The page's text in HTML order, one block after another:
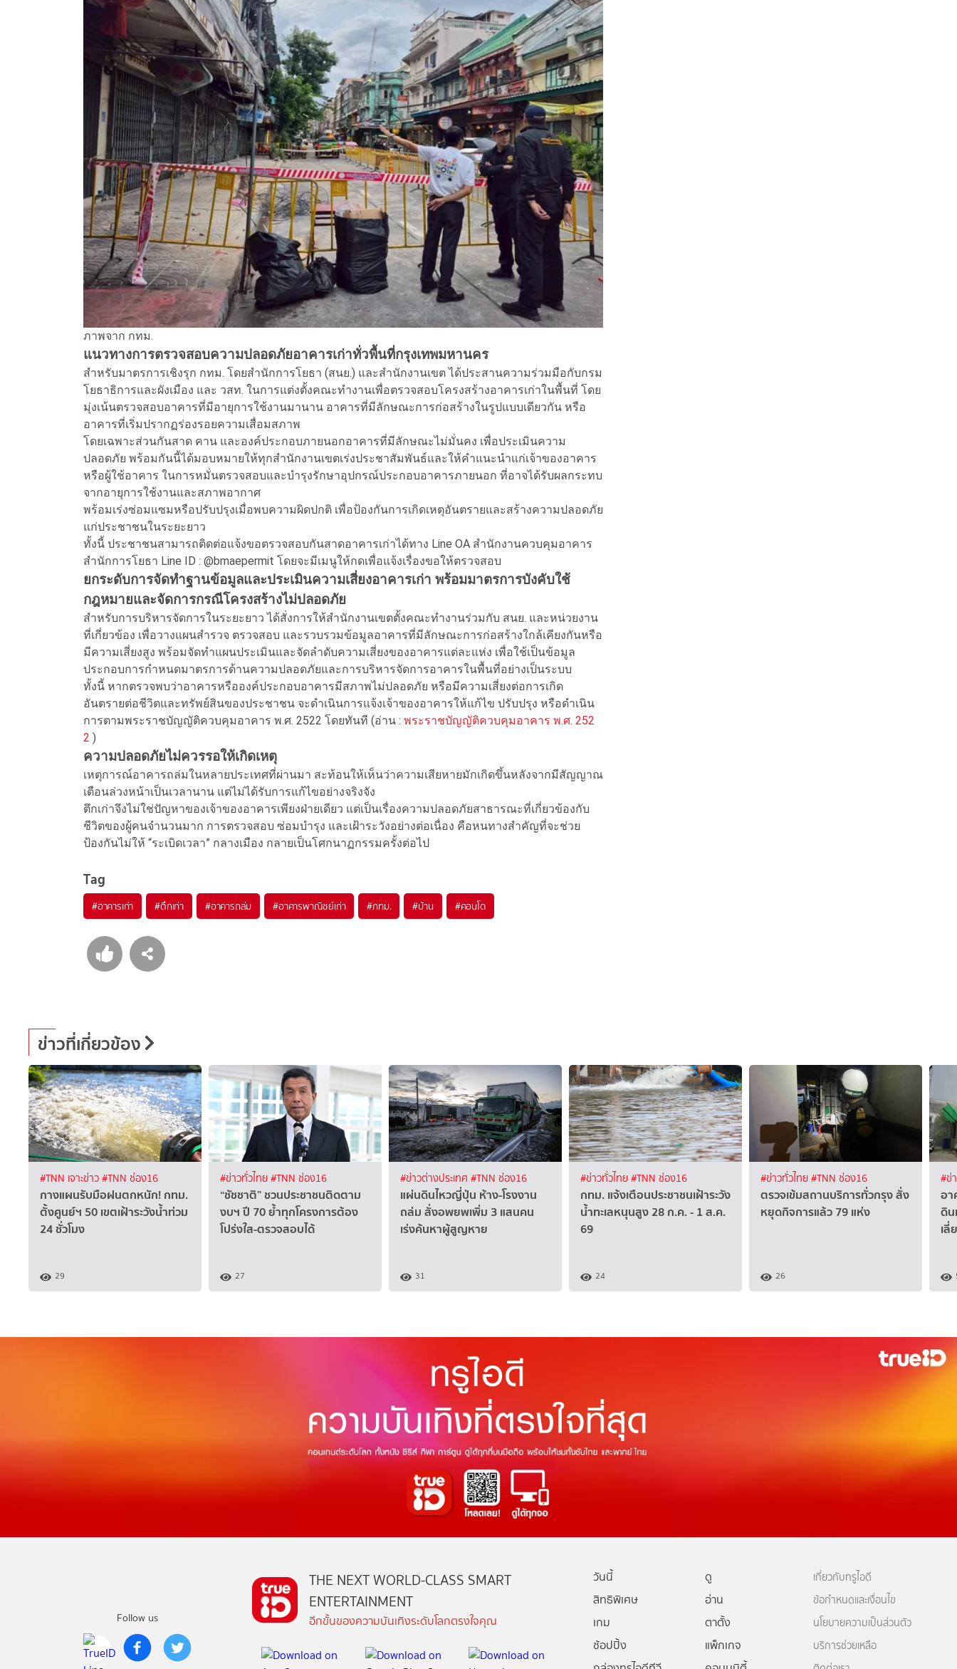
ภาพจาก กทม.
แนวทางการตรวจสอบความปลอดภัยอาคารเก่าทั่วพื้นที่กรุงเทพมหานคร
สำหรับมาตรการเชิงรุก กทม. โดยสำนักการโยธา (สนย.) และสำนักงานเขต ได้ประสานความร่วมมือกับกรม
โยธาธิการและผังเมือง และ วสท. ในการแต่งตั้งคณะทำงานเพื่อตรวจสอบโครงสร้างอาคารเก่าในพื้นที่ โดย
มุ่งเน้นตรวจสอบอาคารที่มีอายุการใช้งานมานาน อาคารที่มีลักษณะการก่อสร้างในรูปแบบเดียวกัน หรือ
อาคารที่เริ่มปรากฏร่องรอยความเสื่อมสภาพ
โดยเฉพาะส่วนกันสาด คาน และองค์ประกอบภายนอกอาคารที่มีลักษณะไม่มั่นคง เพื่อประเมินความ
ปลอดภัย พร้อมกันนี้ได้มอบหมายให้ทุกสำนักงานเขตเร่งประชาสัมพันธ์และให้คำแนะนำแก่เจ้าของอาคาร
หรือผู้ใช้อาคาร ในการหมั่นตรวจสอบและบำรุงรักษาอุปกรณ์ประกอบอาคารภายนอก ที่อาจได้รับผลกระทบ
จากอายุการใช้งานและสภาพอากาศ
พร้อมเร่งซ่อมแซมหรือปรับปรุงเมื่อพบความผิดปกติ เพื่อป้องกันการเกิดเหตุอันตรายและสร้างความปลอดภัย
แก่ประชาชนในระยะยาว
ทั้งนี้ ประชาชนสามารถติดต่อแจ้งขอตรวจสอบกันสาดอาคารเก่าได้ทาง Line OA สำนักงานควบคุมอาคาร
สำนักการโยธา Line ID : @bmaepermit โดยจะมีเมนูให้กดเพื่อแจ้งเรื่องขอให้ตรวจสอบ
ยกระดับการจัดทำฐานข้อมูลและประเมินความเสี่ยงอาคารเก่า พร้อมมาตรการบังคับใช้
กฎหมายและจัดการกรณีโครงสร้างไม่ปลอดภัย
สำหรับการบริหารจัดการในระยะยาว ได้สั่งการให้สำนักงานเขตตั้งคณะทำงานร่วมกับ สนย. และหน่วยงาน
ที่เกี่ยวข้อง เพื่อวางแผนสำรวจ ตรวจสอบ และรวบรวมข้อมูลอาคารที่มีลักษณะการก่อสร้างใกล้เคียงกันหรือ
มีความเสี่ยงสูง พร้อมจัดทำแผนประเมินและจัดลำดับความเสี่ยงของอาคารแต่ละแห่ง เพื่อใช้เป็นข้อมูล
ประกอบการกำหนดมาตรการด้านความปลอดภัยและการบริหารจัดการอาคารในพื้นที่อย่างเป็นระบบ
ทั้งนี้ หากตรวจพบว่าอาคารหรือองค์ประกอบอาคารมีสภาพไม่ปลอดภัย หรือมีความเสี่ยงต่อการเกิด
อันตรายต่อชีวิตและทรัพย์สินของประชาชน จะดำเนินการแจ้งเจ้าของอาคารให้แก้ไข ปรับปรุง หรือดำเนิน
การตามพระราชบัญญัติควบคุมอาคาร พ.ศ. 2522 โดยทันที (อ่าน : พระราชบัญญัติควบคุมอาคาร พ.ศ. 252
2 )
ความปลอดภัยไม่ควรรอให้เกิดเหตุ
เหตุการณ์อาคารถล่มในหลายประเทศที่ผ่านมา สะท้อนให้เห็นว่าความเสียหายมักเกิดขึ้นหลังจากมีสัญญาณ
เตือนล่วงหน้าเป็นเวลานาน แต่ไม่ได้รับการแก้ไขอย่างจริงจัง
ตึกเก่าจึงไม่ใช่ปัญหาของเจ้าของอาคารเพียงฝ่ายเดียว แต่เป็นเรื่องความปลอดภัยสาธารณะที่เกี่ยวข้องกับ
ชีวิตของผู้คนจำนวนมาก การตรวจสอบ ซ่อมบำรุง และเฝ้าระวังอย่างต่อเนื่อง คือหนทางสำคัญที่จะช่วย
ป้องกันไม่ให้ “ระเบิดเวลา” กลางเมือง กลายเป็นโศกนาฏกรรมครั้งต่อไป
Tag
#อาคารเก่า #ตึกเก่า #อาคารถล่ม #อาคารพาณิชย์เก่า #กทม. #บ้าน #คอนโด
ข่าวที่เกี่ยวข้อง
#TNN เจาะข่าว#TNN ช่อง16
กางแผน​รับมือฝนตกหนัก! กทม.
ตั้งศูนย์ฯ 50 เขตเฝ้าระวังน้ำท่วม
24 ชั่วโมง
29
#ข่าวทั่วไทย#TNN ช่อง16
“ชัชชาติ” ชวนประชาชนติดตาม
งบฯ ปี 70 ย้ำทุกโครงการต้อง
โปร่งใส-ตรวจสอบได้
27
#ข่าวต่างประเทศ #TNN ช่อง16
แผ่นดินไหวญี่ปุ่น ห้าง-โรงงาน
ถล่ม สั่งอพยพเพิ่ม 3 แสนคน
เร่งค้นหาผู้สูญหาย
31
#ข่าวทั่วไทย#TNN ช่อง16
กทม. แจ้งเตือนประชาชนเฝ้าระวัง
น้ำทะเลหนุนสูง 28 ก.ค. - 1 ส.ค.
69
24
#ข่าวทั่วไทย#TNN ช่อง16
ตรวจเข้มสถานบริการทั่วกรุง สั่ง
หยุดกิจการแล้ว 79 แห่ง
26
#ข่
อา
ดิน
เลี่
Follow us
THE NEXT WORLD-CLASS SMART
ENTERTAINMENT
อีกขั้นของความบันเทิงระดับโลกตรงใจคุณ
วันนี้
ดู
สิทธิพิเศษ
อ่าน
เกม
ตาตั้ง
ช้อปปิ้ง
แพ็กเกจ
เกี่ยวกับทรูไอดี
ข้อกำหนดและเงื่อนไข
นโยบายความเป็นส่วนตัว
บริการช่วยเหลือ